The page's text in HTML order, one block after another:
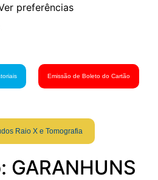
preferências
Emissão de Boleto do Cartão
Raio X e Tomografia
GARANHUNS